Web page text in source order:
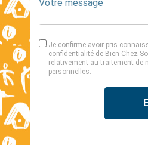
Je confirme avoir pris
confidentialité de Bien Chez
relativement au traitement de
personnelles.